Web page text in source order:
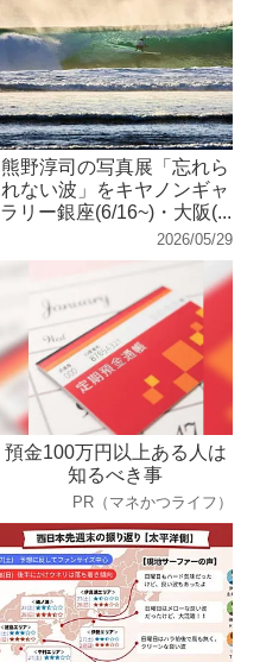
熊野淳司の写真展「忘れら
れない波」をキヤノンギャ
ラリー銀座(6/16~)・大阪(...
2026/05/29
預金100万円以上ある人は
知るべき事
PR（マネかつライフ）